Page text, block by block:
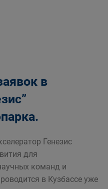
в
Генезис
для
команд и
в Кузбассе уже